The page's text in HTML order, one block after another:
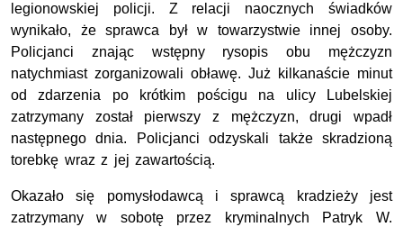
legionowskiej policji. Z relacji naocznych świadków
wynikało, że sprawca był w towarzystwie innej osoby.
Policjanci znając wstępny rysopis obu mężczyzn
natychmiast zorganizowali obławę. Już kilkanaście minut
od zdarzenia po krótkim pościgu na ulicy Lubelskiej
zatrzymany został pierwszy z mężczyzn, drugi wpadł
następnego dnia. Policjanci odzyskali także skradzioną
torebkę wraz z jej zawartością.
Okazało się pomysłodawcą i sprawcą kradzieży jest
zatrzymany w sobotę przez kryminalnych Patryk W.